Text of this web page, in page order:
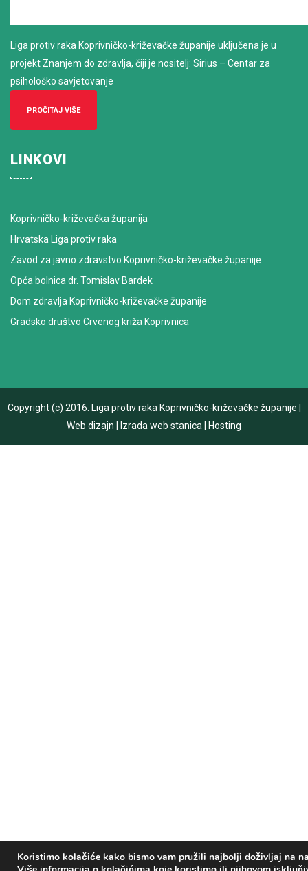
Koristimo kolačiće kako bismo vam pružili najbolji doživljaj na
Liga protiv raka Koprivničko-križevačke županije uključena je u
projekt Znanjem do zdravlja, čiji je nositelj: Sirius – Centar za
psihološko savjetovanje
PROČITAJ VIŠE
LINKOVI
Koprivničko-križevačka županija
Hrvatska Liga protiv raka
Zavod za javno zdravstvo Koprivničko-križevačke županije
Opća bolnica dr. Tomislav Bardek
Dom zdravlja Koprivničko-križevačke županije
Gradsko društvo Crvenog križa Koprivnica
Copyright (c) 2016. Liga protiv raka Koprivničko-križevačke županije
Web dizajn
Izrada web stanica Hosting